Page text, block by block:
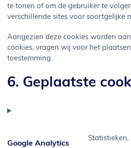
te tonen of om de gebruiker te
verschillende sites voor soortgelijke
Aangezien deze cookies worden
cookies, vragen wij voor het
toestemming.
6. Geplaatste
Google Analytics
Statistieken,